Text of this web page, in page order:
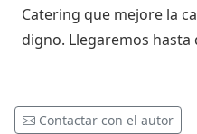
Catering que mejore la
digno. Llegaremos hasta
Contactar con el autor